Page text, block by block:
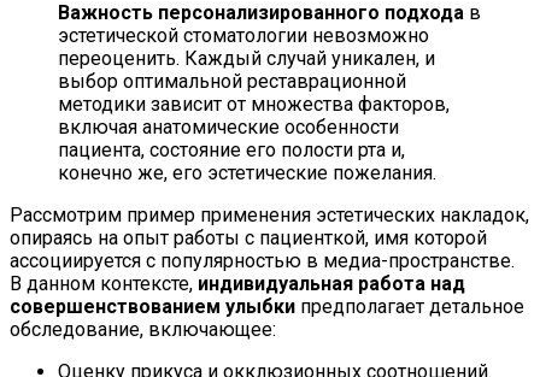
Важность персонализированного подхода в
эстетической стоматологии невозможно
переоценить. Каждый случай уникален, и
выбор оптимальной реставрационной
методики зависит от множества факторов,
включая анатомические особенности
пациента, состояние его полости рта и,
конечно же, его эстетические пожелания.
Рассмотрим пример применения эстетических накладок,
опираясь на опыт работы с пациенткой, имя которой
ассоциируется с популярностью в медиа-пространстве.
В данном контексте, индивидуальная работа над
совершенствованием улыбки предполагает детальное
обследование, включающее:
Оценку прикуса и окклюзионных соотношений.